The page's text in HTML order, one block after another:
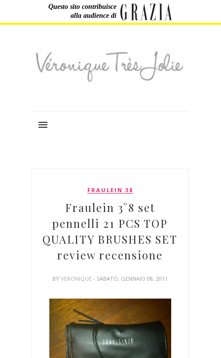
Questo sito contribuisce
alla audience di
FRAULEIN 38
Fraulein 3°8 set
pennelli 21 PCS TOP
QUALITY BRUSHES SET
review recensione
BYVERONIQUE- SABATO, GENNAIO 08, 2011